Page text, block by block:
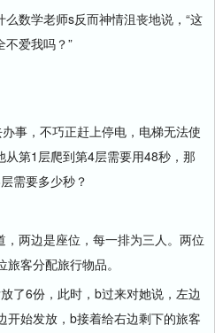
数学老师s反而神情沮丧地说，“这
不爱我吗？”
事，不巧正赶上停电，电梯无法使
第1层爬到第4层需要用48秒，那
需要多少秒？
两边是座位，每一排为三人。两位
客分配旅行物品。
了6份，此时，b过来对她说，左边
开始发放，b接着给右边剩下的旅客